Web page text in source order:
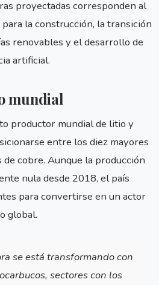
proyectadas corresponden al
la construcción, la transición
renovables y el desarrollo de
artificial.
mundial
productor mundial de litio y
entre los diez mayores
cobre. Aunque la producción
nula desde 2018, el país
para convertirse en un actor
global.
se está transformando con
sectores con los